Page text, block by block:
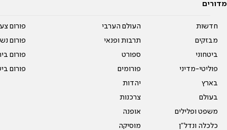
מדורים
חדשות
מבזקים
ביטחוני
פוליטי-מדיני
בארץ
בעולם
משפט ופלילים
כלכלה ונדל"ן
העולם הערבי
תרבות ופנאי
ספורט
פורומים
יהדות
צרכנות
אופנה
מוסיקה
פורום
פורום
פורום
פורום